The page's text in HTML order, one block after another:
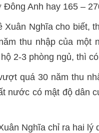
Đông Anh hay 165 –
Xuân Nghĩa cho biết,
thu nhập của một
2-3 phòng ngủ, thì
quá 30 năm thu
nước có mật độ dân
Nghĩa chỉ ra hai